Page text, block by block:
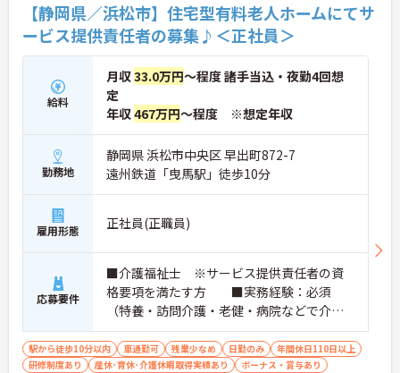
【静岡県／浜松市】住宅型有料老人ホームにてサ
ービス提供責任者の募集♪＜正社員＞
給料
月収33.0万円～程度 諸手当込・夜勤4回想
定
年収467万円～程度 ※想定年収
勤務地
静岡県 浜松市中央区 早出町872-7
遠州鉄道「曳馬駅」徒歩10分
雇用形態 正社員(正職員)
応募要件
■介護福祉士 ※サービス提供責任者の資
格要項を満たす方 ■実務経験：必須
（特養・訪問介護・老健・病院などで介護
の実務経験が3年程度ある方）☆サ責未経験
スタートの実績多数☆
駅から徒歩10分以内 車通勤可 残業少なめ 日勤のみ
年間休日110日以上
研修制度あり
産休･育休･介護休暇取得実績あり
ボーナス・賞与あり